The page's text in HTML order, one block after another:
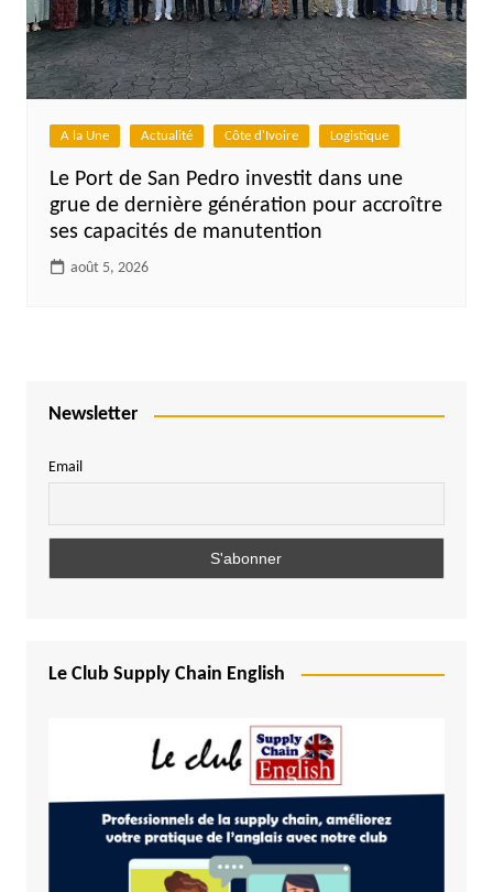
A la Une Actualité Côte d'Ivoire Logistique
Le Port de San Pedro investit dans une
grue de dernière génération pour accroître
ses capacités de manutention
août 5, 2026
Newsletter
Email
Le Club Supply Chain English